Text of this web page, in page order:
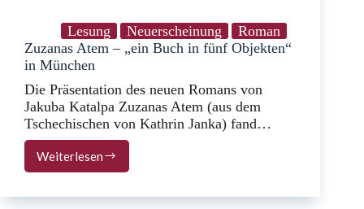
Lesung Neuerscheinung
Roman
Zuzanas Atem – „ein Buch in fünf Objekten“
in München
Die Präsentation des neuen Romans von
Jakuba Katalpa Zuzanas Atem (aus dem
Tschechischen von Kathrin Janka) fand…
Weiterlesen
Zuzanas
Atem